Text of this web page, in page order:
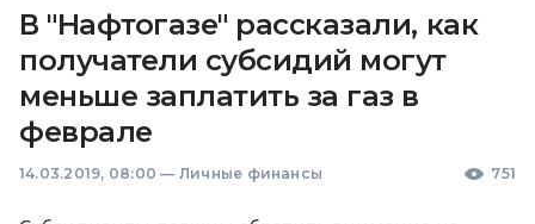
В "Нафтогазе" рассказали, как
получатели субсидий могут
меньше заплатить за газ в
феврале
14.03.2019, 08:00 — Личные финансы 751